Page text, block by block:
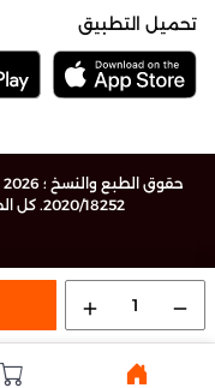
remove
1
add
تحميل التطبيق
2020/18252. كل الحقوق محفوظة.